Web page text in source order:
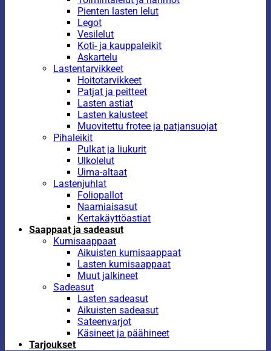
Pienten lasten lelut
Legot
Vesilelut
Koti- ja kauppaleikit
Askartelu
Lastentarvikkeet
Hoitotarvikkeet
Patjat ja peitteet
Lasten astiat
Lasten kalusteet
Muovitettu frotee ja patjansuojat
Pihaleikit
Pulkat ja liukurit
Ulkolelut
Uima-altaat
Lastenjuhlat
Foliopallot
Naamiaisasut
Kertakäyttöastiat
Saappaat ja sadeasut
Kumisaappaat
Aikuisten kumisaappaat
Lasten kumisaappaat
Muut jalkineet
Sadeasut
Lasten sadeasut
Aikuisten sadeasut
Sateenvarjot
Käsineet ja päähineet
Tarjoukset